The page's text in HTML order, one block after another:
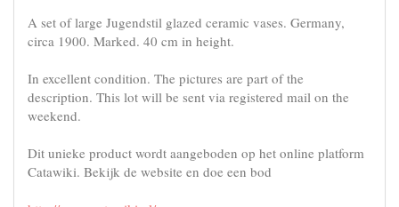
A set of large Jugendstil glazed ceramic vases. Germany,
circa 1900. Marked. 40 cm in height.
In excellent condition. The pictures are part of the
description. This lot will be sent via registered mail on the
weekend.
Dit unieke product wordt aangeboden op het online platform
Catawiki. Bekijk de website en doe een bod